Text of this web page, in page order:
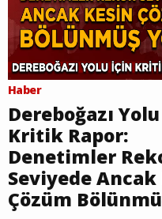
Haber
Dereboğazı
Kritik Rapor:
Denetimler
Seviyede Ancak
Çözüm